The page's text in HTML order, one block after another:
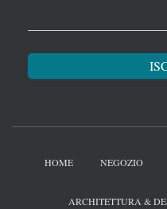
HOME NEGOZIO
ARCHITETTURA &